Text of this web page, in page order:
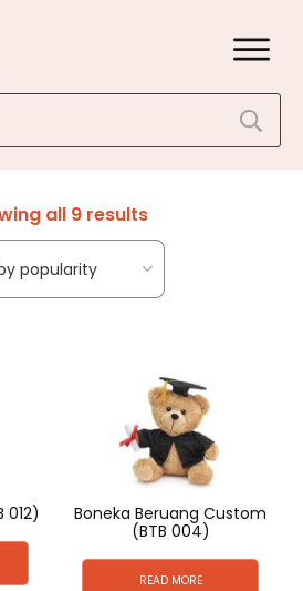
all 9 results
012)
Boneka Beruang Custom
(BTB 004)
READ MORE